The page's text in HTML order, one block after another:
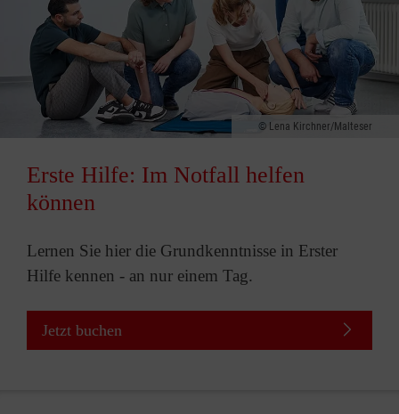
Lena Kirchner/Malteser
Erste Hilfe: Im Notfall helfen
können
Lernen Sie hier die Grundkenntnisse in Erster
Hilfe kennen - an nur einem Tag.
Jetzt buchen